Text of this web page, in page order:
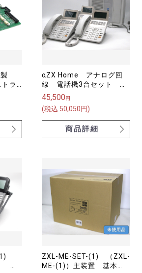
製
ラ
【中
αZX Home アナログ回
線 電話機3台セット
ZX-(18)STEL-(H1)
(W)×3+ZXH-AME-(1)
45,500 円
(税込 50,050円)
商品詳細
ZXL-ME-SET-(1) （ZXL-
ME-(1)）主装置 基本